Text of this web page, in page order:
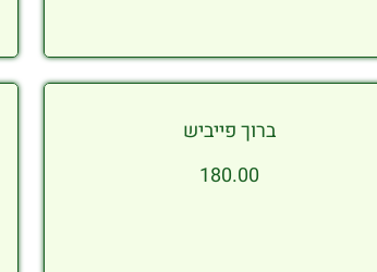
ברוך פייביש
180.00